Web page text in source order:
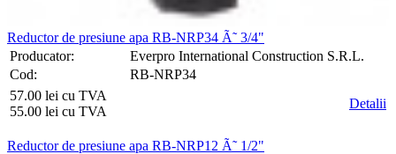
Reductor de presiune apa RB-NRP34 Ã˜ 3/4"
Producator:
Everpro International Construction S.R.L.
Cod:
RB-NRP34
57.00 lei cu TVA
55.00 lei cu TVA
Detalii
Reductor de presiune apa RB-NRP12 Ã˜ 1/2"